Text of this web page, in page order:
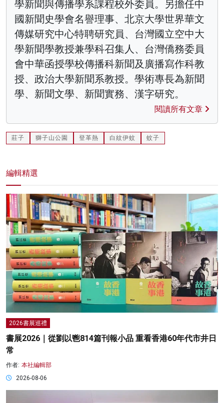
學新聞與傳播學系課程校外委員。另擔任中
國新聞史學會名譽理事、北京大學世界華文
傳媒研究中心特聘研究員、台灣國立空中大
學新聞學教授兼學科召集人、台灣僑務委員
會中華函授學校傳播科新聞及廣播寫作科教
授、政治大學新聞系教授。學術專長為新聞
學、新聞文學、新聞實務、漢字研究。
閱讀所有文章
莊子 獅子山公園 登革熱 白紋伊蚊 蚊子
編輯精選
2026書展巡禮
書展2026｜從劉以鬯814篇刊報小品 重看香港60年代市井日
常
作者: 本社編輯部
2026-08-06